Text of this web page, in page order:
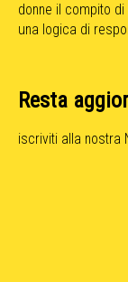
donne il compito
una logica di
Resta
iscriviti alla nostra